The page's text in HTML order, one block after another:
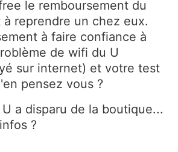
le remboursement du
reprendre un chez eux.
à faire confiance à
de wifi du U
sur internet) et votre test
pensez vous ?
a disparu de la boutique...
?